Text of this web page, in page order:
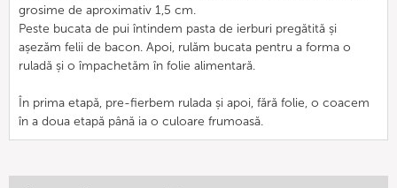
grosime de aproximativ 1,5 cm.
Peste bucata de pui întindem pasta de ierburi pregătită și
așezăm felii de bacon. Apoi, rulăm bucata pentru a forma o
ruladă și o împachetăm în folie alimentară.
În prima etapă, pre-fierbem rulada și apoi, fără folie, o coacem
în a doua etapă până ia o culoare frumoasă.